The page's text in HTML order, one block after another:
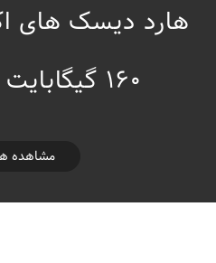
هارد دیسک های
160 گیگابایت تا 8ترابایت
مشاهده